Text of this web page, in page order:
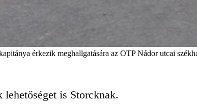
érkezik meghallgatására az OTP Nádor utcai
is Storcknak.